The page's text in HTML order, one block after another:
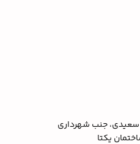
سعیدی، جنب شهرداری
یکتا